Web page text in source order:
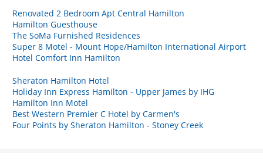
Renovated 2 Bedroom Apt Central Hamilton
Hamilton Guesthouse
The SoMa Furnished Residences
Super 8 Motel - Mount Hope/Hamilton International Airport
Hotel Comfort Inn Hamilton
Sheraton Hamilton Hotel
Holiday Inn Express Hamilton - Upper James by IHG
Hamilton Inn Motel
Best Western Premier C Hotel by Carmen's
Four Points by Sheraton Hamilton - Stoney Creek